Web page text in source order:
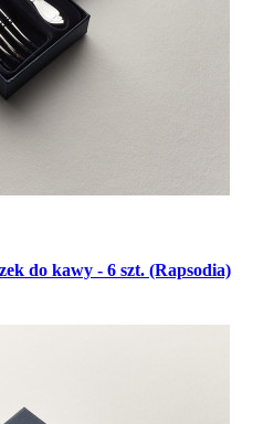
do kawy - 6 szt. (Rapsodia)